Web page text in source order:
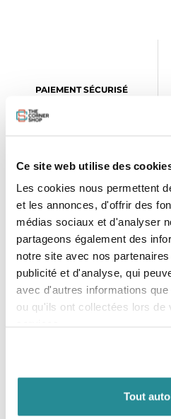
Ce site web utilise des
Les cookies nous permettent
et les annonces, d'offrir des
médias sociaux et d'analyser
partageons également des
notre site avec nos
publicité et d'analyse, qui
avec d'autres informations
ou qu'ils ont collectées lors de
Tout
PAIEMENT SÉCURISÉ
SERVICE CLIENT
Une équipe de passionnés
LE SHOP
The Corner Shop Boulogne